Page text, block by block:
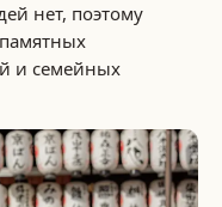
нет, поэтому
и семейных